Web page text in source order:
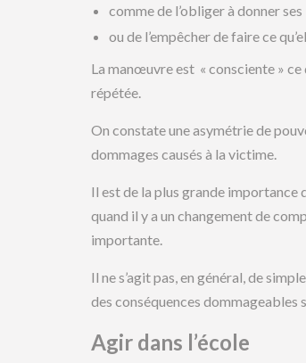
comme de l’obliger à donner
ou de l’empêcher de faire ce
La manœuvre est « consciente » ce
répétée.
On constate une asymétrie de
dommages causés à la victime.
Il est de la plus grande importance
quand il y a un changement de
importante.
Il ne s’agit pas, en général, de
des conséquences dommageables
Agir dans l’école